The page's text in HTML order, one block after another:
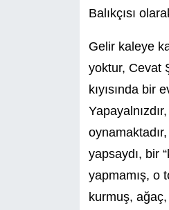
Balıkçısı
Gelir kaleye
yoktur, Cevat
kıyısında bir
yapsaydı, bir
yapmamış, o
kurmuş,